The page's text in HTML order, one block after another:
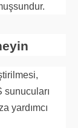
sunucuları
yardımcı